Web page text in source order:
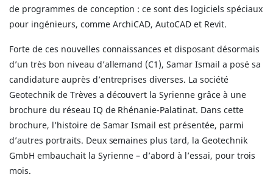
de programmes de conception : ce sont des logiciels spéciaux
pour ingénieurs, comme ArchiCAD, AutoCAD et Revit.
Forte de ces nouvelles connaissances et disposant désormais
d’un très bon niveau d’allemand (C1), Samar Ismail a posé sa
candidature auprès d’entreprises diverses. La société
Geotechnik de Trèves a découvert la Syrienne grâce à une
brochure du réseau IQ de Rhénanie-Palatinat. Dans cette
brochure, l’histoire de Samar Ismail est présentée, parmi
d’autres portraits. Deux semaines plus tard, la Geotechnik
GmbH embauchait la Syrienne – d’abord à l’essai, pour trois
mois.